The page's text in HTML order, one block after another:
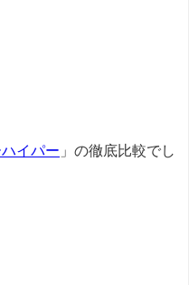
イパー 」の徹底比較でし